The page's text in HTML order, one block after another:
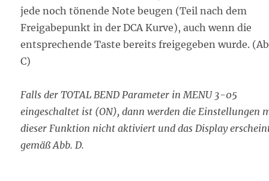
jede noch tönende Note beugen (Teil nach dem
Freigabepunkt in der DCA Kurve), auch wenn die
entsprechende Taste bereits freigegeben wurde.
C)
Falls der TOTAL BEND Parameter in MENU 3-05
eingeschaltet ist (ON), dann werden die Einstellungen
dieser Funktion nicht aktiviert und das Display
gemäß Abb. D.